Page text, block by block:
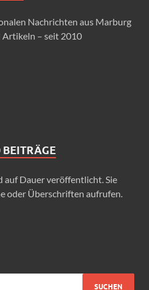
Nachrichten aus Marburg
Artikeln – seit 2010
BEITRÄGE
auf Dauer veröffentlicht. Sie
oder Überschriften aufrufen.